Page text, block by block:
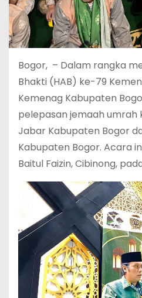
Bogor, – Dalam rangka
Bhakti (HAB) ke-79
Kemenag Kabupaten
pelepasan jemaah umrah
Jabar Kabupaten Bogor
Kabupaten Bogor. Acara
Baitul Faizin, Cibinong,